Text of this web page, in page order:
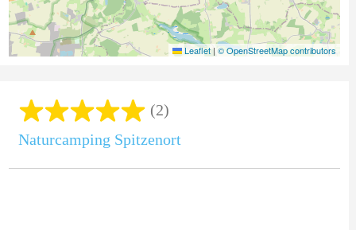
Leaflet | © OpenStreetMap contributors
(2)
Naturcamping Spitzenort